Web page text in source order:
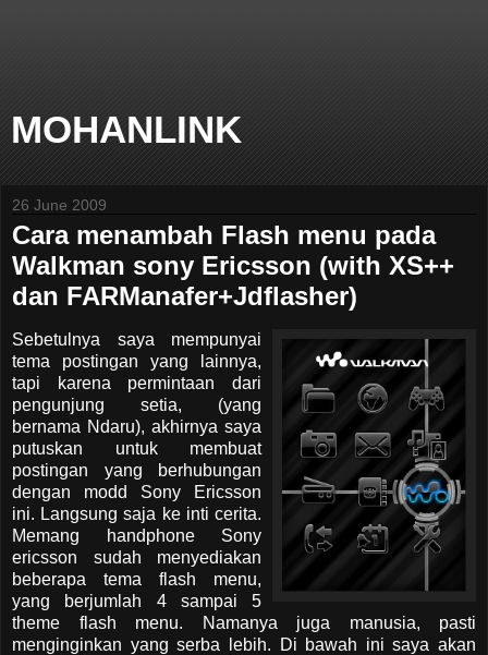
MOHANLINK
26 June 2009
Cara menambah Flash menu pada
Walkman sony Ericsson (with XS++
dan FARManafer+Jdflasher)
Sebetulnya saya mempunyai
tema postingan yang lainnya,
tapi karena permintaan dari
pengunjung setia, (yang
bernama Ndaru), akhirnya saya
putuskan untuk membuat
postingan yang berhubungan
dengan modd Sony Ericsson
ini. Langsung saja ke inti cerita.
Memang handphone Sony
ericsson sudah menyediakan
beberapa tema flash menu,
yang berjumlah 4 sampai 5
theme flash menu. Namanya juga manusia, pasti
menginginkan yang serba lebih. Di bawah ini saya akan